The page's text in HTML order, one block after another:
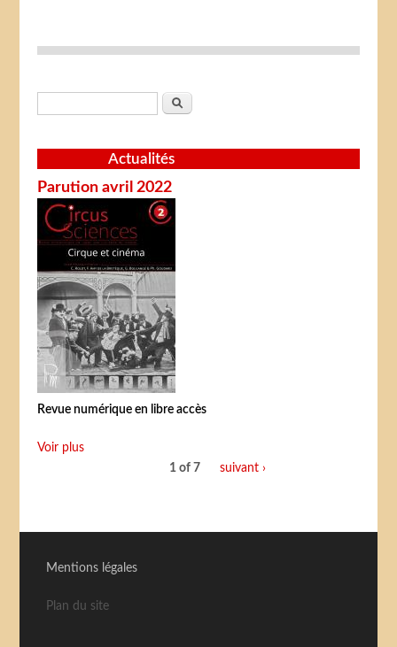
Formulaire de recherche
Rechercher
Actualités
Parution avril 2022
Revue numérique en libre accès
Voir plus
1 of 7
suivant ›
Mentions légales
Plan du site